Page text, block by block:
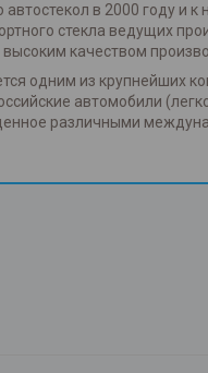
в 2000 году
стекла ведущих
качеством
одним из
автомобили
различными